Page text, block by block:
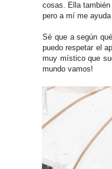
cosas. Ella
pero a mí me
Sé que a según
puedo respetar el
muy místico que
mundo vamos!